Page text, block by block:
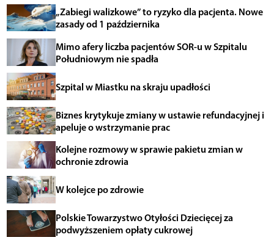
„Zabiegi walizkowe” to ryzyko dla pacjenta. Nowe
zasady od 1 października
Mimo afery liczba pacjentów SOR-u w Szpitalu
Południowym nie spadła
Szpital w Miastku na skraju upadłości
Biznes krytykuje zmiany w ustawie refundacyjnej i
apeluje o wstrzymanie prac
Kolejne rozmowy w sprawie pakietu zmian w
ochronie zdrowia
W kolejce po zdrowie
Polskie Towarzystwo Otyłości Dziecięcej za
podwyższeniem opłaty cukrowej